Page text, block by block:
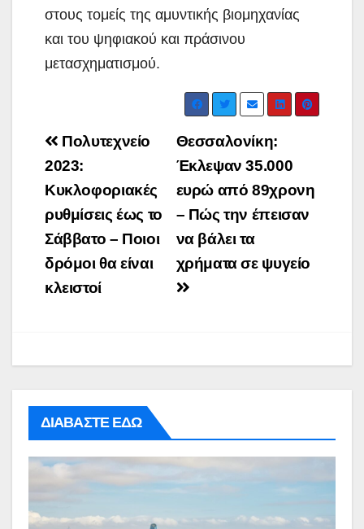
στους τομείς της αμυντικής βιομηχανίας
και του ψηφιακού και πράσινου
μετασχηματισμού.
Post
navigation
Θεσσαλονίκη:
Έκλεψαν 35.000
ευρώ από 89χρονη
– Πώς την έπεισαν
να βάλει τα
χρήματα σε ψυγείο
Πολυτεχνείο
2023:
Κυκλοφοριακές
ρυθμίσεις έως το
Σάββατο – Ποιοι
δρόμοι θα είναι
κλειστοί
ΔΙΑΒΑΣΤΕ ΕΔΩ